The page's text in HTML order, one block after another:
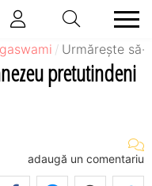
Urmăreşte să-
pretutindeni
adaugă un comentariu